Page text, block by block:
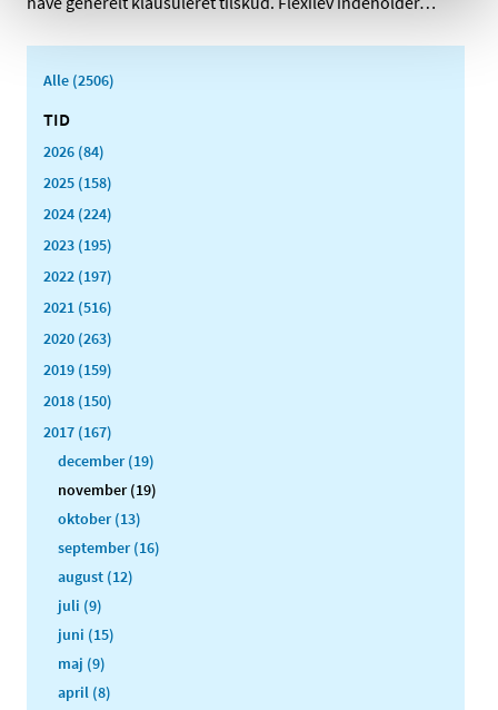
Alle (2506)
TID
2026 (84)
2025 (158)
2024 (224)
2023 (195)
2022 (197)
2021 (516)
2020 (263)
2019 (159)
2018 (150)
2017 (167)
december (19)
november (19)
oktober (13)
september (16)
august (12)
juli (9)
juni (15)
maj (9)
april (8)